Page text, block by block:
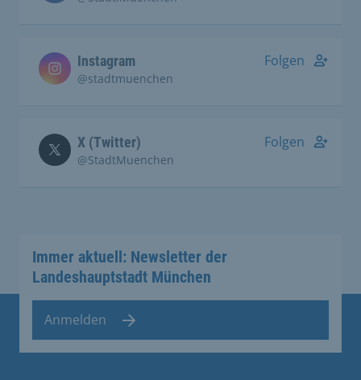
Instagram
@stadtmuenchen
Folgen
X (Twitter)
@StadtMuenchen
Folgen
Immer aktuell: Newsletter der
Landeshauptstadt München
Anmelden